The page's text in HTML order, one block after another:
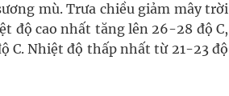
mù. Trưa chiều giảm mây trời
độ cao nhất tăng lên 26-28 độ C,
C. Nhiệt độ thấp nhất từ 21-23 độ